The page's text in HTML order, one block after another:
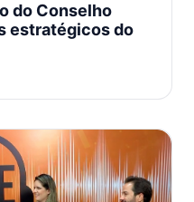
do Conselho
estratégicos do